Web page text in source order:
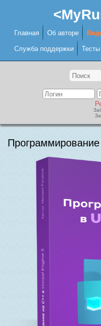
Главная Об авторе
Служба поддержки Тесты